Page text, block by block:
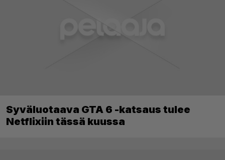
Syväluotaava GTA 6 -katsaus tulee
Netflixiin tässä kuussa